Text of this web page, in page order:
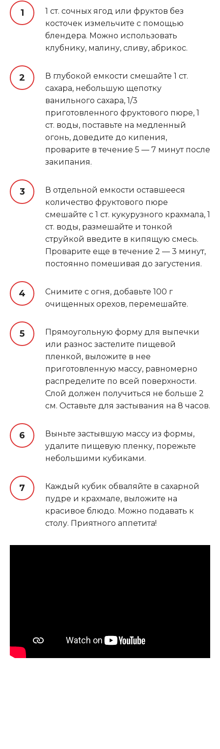
1 ст. сочных ягод или фруктов без
косточек измельчите с помощью
блендера. Можно использовать
клубнику, малину, сливу, абрикос.
В глубокой емкости смешайте 1 ст.
сахара, небольшую щепотку
ванильного сахара, 1/3
приготовленного фруктового пюре, 1
ст. воды, поставьте на медленный
огонь, доведите до кипения,
проварите в течение 5 — 7 минут после
закипания.
В отдельной емкости оставшееся
количество фруктового пюре
смешайте с 1 ст. кукурузного крахмала, 1
ст. воды, размешайте и тонкой
струйкой введите в кипящую смесь.
Проварите еще в течение 2 — 3 минут,
постоянно помешивая до загустения.
Снимите с огня, добавьте 100 г
очищенных орехов, перемешайте.
Прямоугольную форму для выпечки
или разнос застелите пищевой
пленкой, выложите в нее
приготовленную массу, равномерно
распределите по всей поверхности.
Слой должен получиться не больше 2
см. Оставьте для застывания на 8 часов.
Выньте застывшую массу из формы,
удалите пищевую пленку, порежьте
небольшими кубиками.
Каждый кубик обваляйте в сахарной
пудре и крахмале, выложите на
красивое блюдо. Можно подавать к
столу. Приятного аппетита!